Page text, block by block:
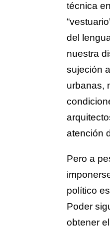
técnica
del
nuestra
sujeción
urbanas,
atención
Pero a
político
Poder
obtener